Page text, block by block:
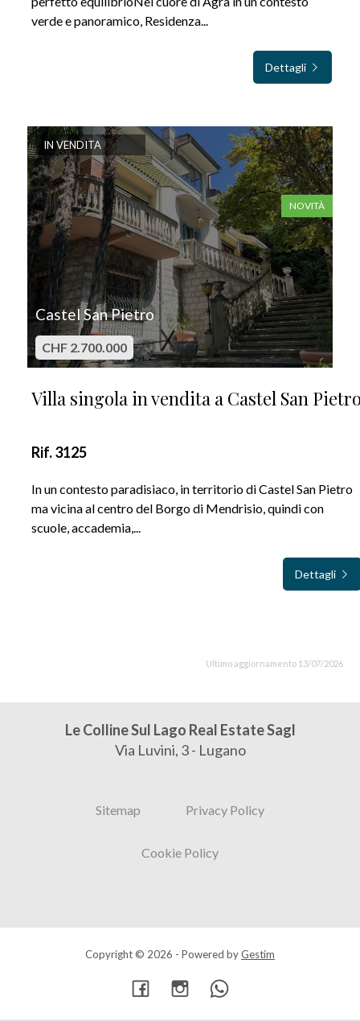
verde e panoramico, Residenza...
Dettagli
IN VENDITA
NOVITÀ
Castel San Pietro
CHF 2.700.000
Villa singola in vendita a Castel San
Rif. 3125
In un contesto paradisiaco, in territorio di Castel San Pietro
ma vicina al centro del Borgo di Mendrisio, quindi con
scuole, accademia,...
Dettagli
Ultimo aggiornamento 13/07/2026
Le Colline Sul Lago Real Estate Sagl
Via Luvini, 3 - Lugano
Sitemap Privacy Policy
Cookie Policy
Copyright © 2026 - Powered byGestim